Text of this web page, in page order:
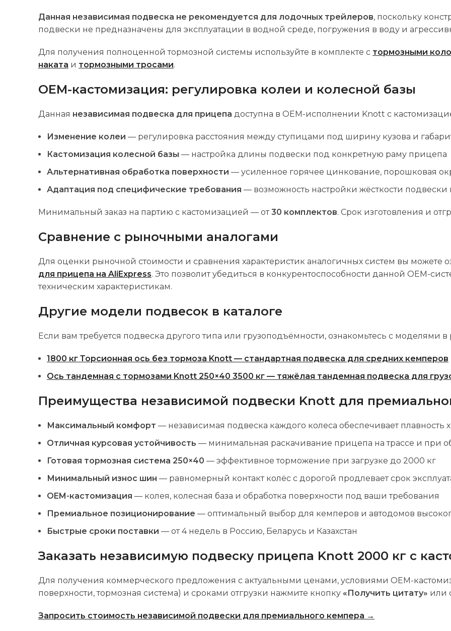
Данная независимая подвеска не рекомендуется для лодочных трейлеров, поскольку
подвески не предназначены для эксплуатации в водной среде, погружения в воду и
Для получения полноценной тормозной системы используйте в комплекте с тормозными
наката и тормозными тросами.
OEM-кастомизация: регулировка колеи и колесной базы
Данная независимая подвеска для прицепа доступна в OEM-исполнении Knott с
Изменение колеи — регулировка расстояния между ступицами под ширину кузова и
Кастомизация колесной базы — настройка длины подвески под конкретную раму прицепа
Альтернативная обработка поверхности — усиленное горячее цинкование, порошковая
Адаптация под специфические требования — возможность настройки жёсткости
Минимальный заказ на партию с кастомизацией — от30 комплектов. Срок изготовления и
Сравнение с рыночными аналогами
Для оценки рыночной стоимости и сравнения характеристик аналогичных систем вы можете
для прицепа на AliExpress. Это позволит убедиться в конкурентоспособности данной OEM-
техническим характеристикам.
Другие модели подвесок в каталоге
Если вам требуется подвеска другого типа или грузоподъёмности, ознакомьтесь с моделями в
1800 кг Торсионная ось без тормоза Knott — стандартная подвеска для средних кемперов
Ось тандемная с тормозами Knott 250×40 3500 кг — тяжёлая тандемная подвеска для
Преимущества независимой подвески Knott для
Максимальный комфорт — независимая подвеска каждого колеса обеспечивает
Отличная курсовая устойчивость — минимальная раскачивание прицепа на трассе и при
Готовая тормозная система 250×40 — эффективное торможение при загрузке до 2000 кг
Минимальный износ шин — равномерный контакт колёс с дорогой продлевает срок
OEM-кастомизация — колея, колесная база и обработка поверхности под ваши требования
Премиальное позиционирование — оптимальный выбор для кемперов и автодомов
Быстрые сроки поставки — от 4 недель в Россию, Беларусь и Казахстан
Заказать независимую подвеску прицепа Knott 2000 кг с
Для получения коммерческого предложения с актуальными ценами, условиями OEM-
поверхности, тормозная система) и сроками отгрузки нажмите кнопку «Получить цитату» или
Запросить стоимость независимой подвески для премиального кемпера →